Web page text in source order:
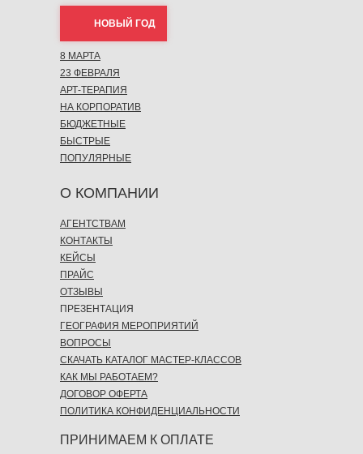
О КОМПАНИИ
ПРИНИМАЕМ К ОПЛАТЕ
НОВЫЙ ГОД
8 МАРТА
23 ФЕВРАЛЯ
АРТ-ТЕРАПИЯ
НА КОРПОРАТИВ
БЮДЖЕТНЫЕ
БЫСТРЫЕ
ПОПУЛЯРНЫЕ
АГЕНТСТВАМ
КОНТАКТЫ
КЕЙСЫ
ПРАЙС
ОТЗЫВЫ
ПРЕЗЕНТАЦИЯ
ГЕОГРАФИЯ МЕРОПРИЯТИЙ
ВОПРОСЫ
СКАЧАТЬ КАТАЛОГ МАСТЕР-КЛАССОВ
КАК МЫ РАБОТАЕМ?
ДОГОВОР ОФЕРТА
ПОЛИТИКА КОНФИДЕНЦИАЛЬНОСТИ